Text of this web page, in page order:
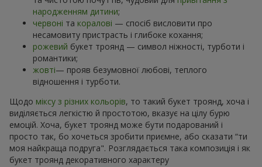
народженням дитини;
червоні та коралові — спосіб висловити про
несамовиту пристрасть і глибоке кохання;
рожевий букет троянд — символ ніжності, турботи і
романтики;
жовті— прояв безумовної любові, теплого
відношення і турботи.
Щодо міксу з різних кольорів, то такий букет троянд, хоча і
виділяється легкістю й простотою, вказує на цілу бурю
емоцій. Хоча, букет троянд може бути подарований і
просто так, бо хочеться зробити приємне, або сказати “ти
моя найкраща подруга". Розглядається така композиція і як
букет троянд декоративного характеру